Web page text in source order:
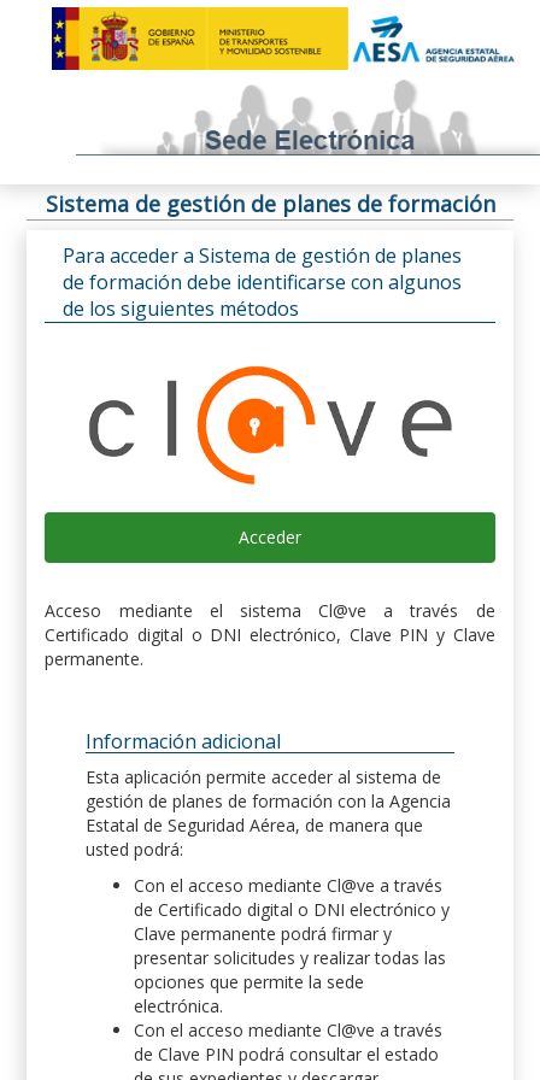
Sistema de gestión de planes de formación
Para acceder a Sistema de gestión de planes
de formación debe identificarse con algunos
de los siguientes métodos
Acceder
Acceso mediante el sistema Cl@ve a través de
Certificado digital o DNI electrónico, Clave PIN y Clave
permanente.
Información adicional
Esta aplicación permite acceder al sistema de
gestión de planes de formación con la Agencia
Estatal de Seguridad Aérea, de manera que
usted podrá:
Con el acceso mediante Cl@ve a través
de Certificado digital o DNI electrónico y
Clave permanente podrá firmar y
presentar solicitudes y realizar todas las
opciones que permite la sede
electrónica.
Con el acceso mediante Cl@ve a través
de Clave PIN podrá consultar el estado